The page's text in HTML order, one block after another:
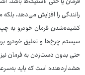
رانندگی را افزایش می‌دهد،
کشیده‌شدن فرمان خودرو به چپ
سیستم چرخ‌ها و تعلیق خودرو
حتی بدون دست‌زدن به فرمان
هشداردهنده است که باید